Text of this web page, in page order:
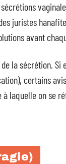
juristes
avant
la sécrétion.
certains
à laquelle on se